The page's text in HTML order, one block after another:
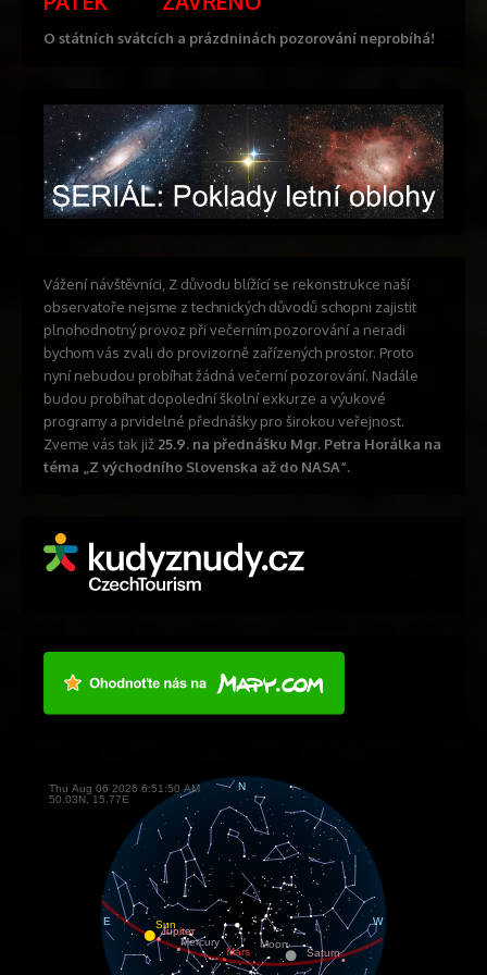
O státních svátcích a prázdninách pozorování neprobíhá!
Vážení návštěvníci, Z důvodu blížící se rekonstrukce naší
observatoře nejsme z technických důvodů schopni zajistit
plnohodnotný provoz při večerním pozorování a neradi
bychom vás zvali do provizorně zařízených prostor. Proto
nyní nebudou probíhat žádná večerní pozorování. Nadále
budou probíhat dopolední školní exkurze a výukové
programy a prvidelné přednášky pro širokou veřejnost.
Zveme vás tak již 25.9. na přednášku Mgr. Petra Horálka na
téma „Z východního Slovenska až do NASA“.